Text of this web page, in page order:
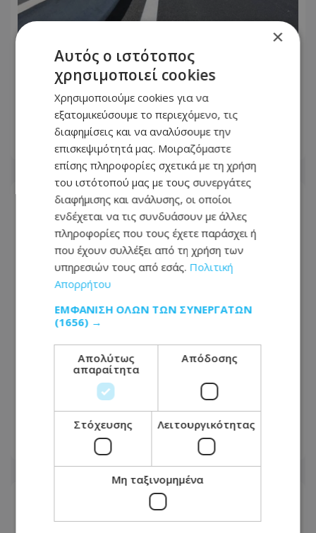
Προσοχή οδηγοί: Έκλεισε δρόμος στο
Παραλίμνι –Αυτός είναι ο λόγος
08.08.2026 - 12:14
Ωρες αγωνίας για τον 58χρονο Georgi:
Εξαφανίστηκε στη Λευκωσία - Toν
ψάχνουν μια εβδομάδα - Φωτογραφία
08.08.2026 - 10:32
×
Αυτός ο ιστότοπος
χρησιμοποιεί cookies
Χρησιμοποιούμε cookies για να
εξατομικεύσουμε το περιεχόμενο, τις
διαφημίσεις και να αναλύσουμε την
επισκεψιμότητά μας. Μοιραζόμαστε
επίσης πληροφορίες σχετικά με τη χρήση
του ιστότοπού μας με τους συνεργάτες
διαφήμισης και ανάλυσης, οι οποίοι
ενδέχεται να τις συνδυάσουν με άλλες
πληροφορίες που τους έχετε παράσχει ή
που έχουν συλλέξει από τη χρήση των
υπηρεσιών τους από εσάς. Πολιτική
Απορρήτου
ΕΜΦΆΝΙΣΗ ΌΛΩΝ ΤΩΝ ΣΥΝΕΡΓΑΤΏΝ
(1656) →
Απολύτως
απαραίτητα
Απόδοσης
Στόχευσης Λειτουργικότητας
Μη ταξινομημένα